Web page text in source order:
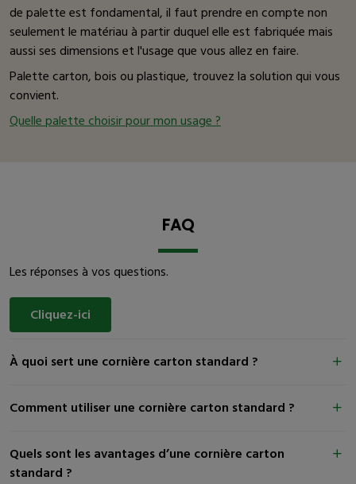
de palette est fondamental, il faut prendre en compte non
seulement le matériau à partir duquel elle est fabriquée mais
aussi ses dimensions et l'usage que vous allez en faire.
Palette carton, bois ou plastique, trouvez la solution qui vous
convient.
Quelle palette choisir pour mon usage ?
FAQ
Les réponses à vos questions.
Cliquez-ici
À quoi sert une cornière carton standard ?
Comment utiliser une cornière carton standard ?
Quels sont les avantages d’une cornière carton
standard ?